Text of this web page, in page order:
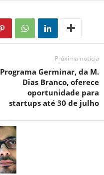
Próxima notícia
Programa Germinar, da M.
Dias Branco, oferece
oportunidade para
startups até 30 de julho